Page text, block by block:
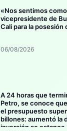
«Nos sentimos
vicepresidente de
Cali para la posesión
06/08/2026
A 24 horas que
Petro, se conoce
el presupuesto
billones: aumentó la
inversión se estanca